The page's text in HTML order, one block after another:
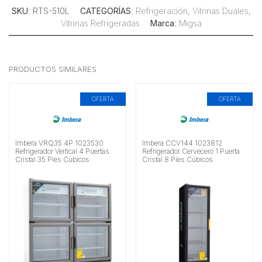
SKU: RTS-510L CATEGORÍAS: Refrigeración, Vitrinas Duales,
Vitrinas Refrigeradas
Marca: Migsa
PRODUCTOS SIMILARES
OFERTA
Imbera VRQ35 4P 1023530
Refrigerador Vertical 4 Puertas
Cristal 35 Pies Cúbicos
OFERTA
Imbera CCV144 1023812
Refrigerador Cervecero 1 Puerta
Cristal 8 Pies Cúbicos